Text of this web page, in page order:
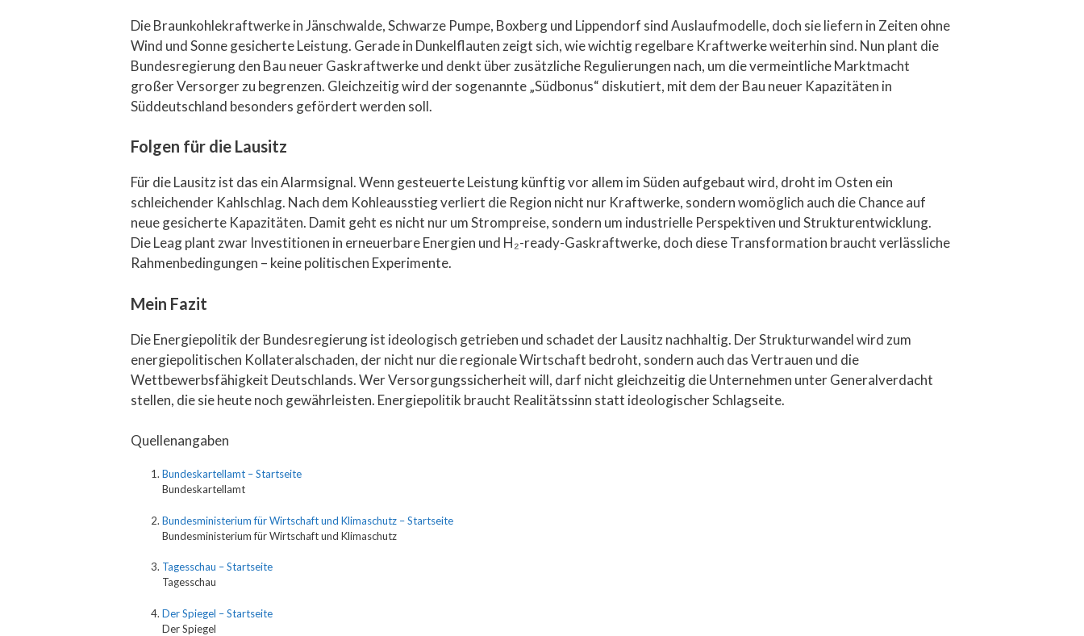
Die Braunkohlekraftwerke in Jänschwalde, Schwarze Pumpe, Boxberg und Lippendorf sind Auslaufmodelle, doch sie liefern in Zeiten ohne
Wind und Sonne gesicherte Leistung. Gerade in Dunkelflauten zeigt sich, wie wichtig regelbare Kraftwerke weiterhin sind. Nun plant die
Bundesregierung den Bau neuer Gaskraftwerke und denkt über zusätzliche Regulierungen nach, um die vermeintliche Marktmacht
großer Versorger zu begrenzen. Gleichzeitig wird der sogenannte „Südbonus“ diskutiert, mit dem der Bau neuer Kapazitäten in
Süddeutschland besonders gefördert werden soll.
Folgen für die Lausitz
Für die Lausitz ist das ein Alarmsignal. Wenn gesteuerte Leistung künftig vor allem im Süden aufgebaut wird, droht im Osten ein
schleichender Kahlschlag. Nach dem Kohleausstieg verliert die Region nicht nur Kraftwerke, sondern womöglich auch die Chance auf
neue gesicherte Kapazitäten. Damit geht es nicht nur um Strompreise, sondern um industrielle Perspektiven und Strukturentwicklung.
Die Leag plant zwar Investitionen in erneuerbare Energien und H₂-ready-Gaskraftwerke, doch diese Transformation braucht verlässliche
Rahmenbedingungen – keine politischen Experimente.
Mein Fazit
Die Energiepolitik der Bundesregierung ist ideologisch getrieben und schadet der Lausitz nachhaltig. Der Strukturwandel wird zum
energiepolitischen Kollateralschaden, der nicht nur die regionale Wirtschaft bedroht, sondern auch das Vertrauen und die
Wettbewerbsfähigkeit Deutschlands. Wer Versorgungssicherheit will, darf nicht gleichzeitig die Unternehmen unter Generalverdacht
stellen, die sie heute noch gewährleisten. Energiepolitik braucht Realitätssinn statt ideologischer Schlagseite.
Quellenangaben
Bundeskartellamt – Startseite
Bundeskartellamt
Bundesministerium für Wirtschaft und Klimaschutz – Startseite
Bundesministerium für Wirtschaft und Klimaschutz
Tagesschau – Startseite
Tagesschau
Der Spiegel – Startseite
Der Spiegel